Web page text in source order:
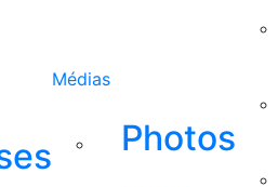
Médias
Photos